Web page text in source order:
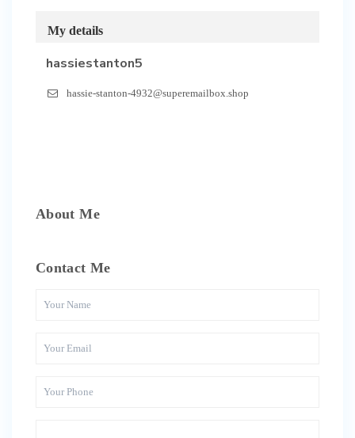
My details
hassiestanton5
hassie-stanton-4932@superemailbox.shop
About Me
Contact Me